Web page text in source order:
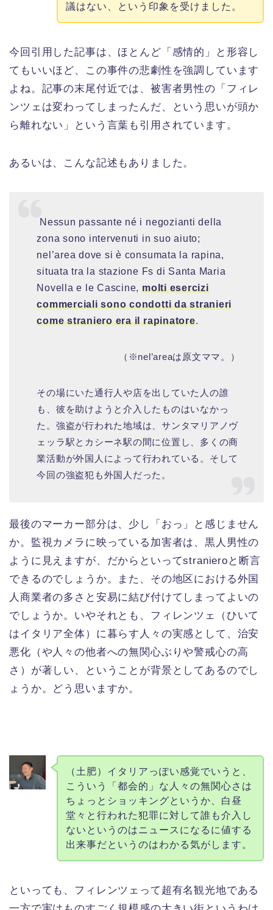
議はない、という印象を受けました。
今回引用した記事は、ほとんど「感情的」と形容し
てもいいほど、この事件の悲劇性を強調しています
よね。記事の末尾付近では、被害者男性の「フィレ
ンツェは変わってしまったんだ、という思いが頭か
ら離れない」という言葉も引用されています。
あるいは、こんな記述もありました。
Nessun passante né i negozianti della
zona sono intervenuti in suo aiuto;
nel’area dove si è consumata la rapina,
situata tra la stazione Fs di Santa Maria
Novella e le Cascine, molti esercizi
commerciali sono condotti da stranieri
come straniero era il rapinatore.
（※nel’areaは原文ママ。）
その場にいた通行人や店を出していた人の誰
も、彼を助けようと介入したものはいなかっ
た。強盗が行われた地域は、サンタマリアノヴ
ェッラ駅とカシーネ駅の間に位置し、多くの商
業活動が外国人によって行われている。そして
今回の強盗犯も外国人だった。
最後のマーカー部分は、少し「おっ」と感じません
か。監視カメラに映っている加害者は、黒人男性の
ように見えますが、だからといってstranieroと断言
できるのでしょうか。また、その地区における外国
人商業者の多さと安易に結び付けてしまってよいの
でしょうか。いやそれとも、フィレンツェ（ひいて
はイタリア全体）に暮らす人々の実感として、治安
悪化（や人々の他者への無関心ぶりや警戒心の高
さ）が著しい、ということが背景としてあるのでし
ょうか。どう思いますか。
（土肥）イタリアっぽい感覚でいうと、
こういう「都会的」な人々の無関心さは
ちょっとショッキングというか、白昼
堂々と行われた犯罪に対して誰も介入し
ないというのはニュースになるに値する
出来事だというのはわかる気がします。
といっても、フィレンツェって超有名観光地である